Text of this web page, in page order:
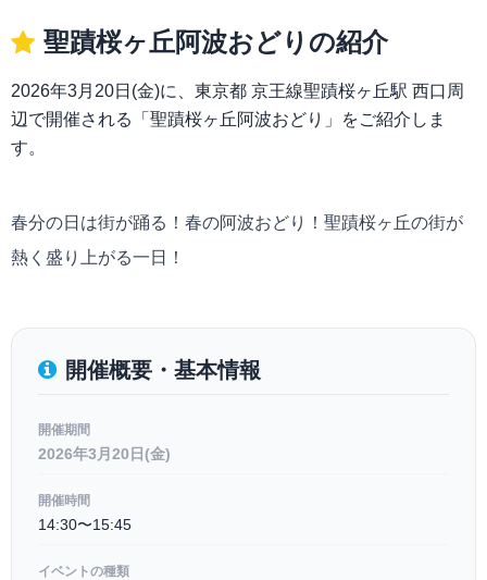
聖蹟桜ヶ丘阿波おどりの紹介
2026年3月20日(金)に、東京都 京王線聖蹟桜ヶ丘駅 西口周
辺で開催される「聖蹟桜ヶ丘阿波おどり」をご紹介しま
す。
春分の日は街が踊る！春の阿波おどり！聖蹟桜ヶ丘の街が
熱く盛り上がる一日！
開催概要・基本情報
開催期間
2026年3月20日(金)
開催時間
14:30〜15:45
イベントの種類